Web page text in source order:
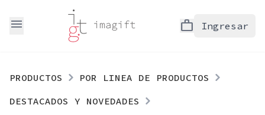
menu work Ingresar
PRODUCTOS
POR LINEA DE PRODUCTOS
DESTACADOS Y NOVEDADES